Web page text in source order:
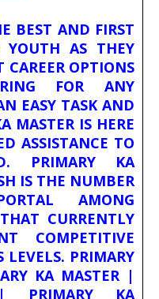
BEST AND FIRST
YOUTH AS THEY
CAREER OPTIONS
FOR ANY
EASY TASK AND
MASTER IS HERE
ASSISTANCE TO
PRIMARY KA
IS THE NUMBER
AMONG
CURRENTLY
COMPETITIVE
LEVELS. PRIMARY
KA MASTER |
| PRIMARY KA